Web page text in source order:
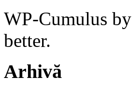
WP-Cumulus by
better.
Arhivă